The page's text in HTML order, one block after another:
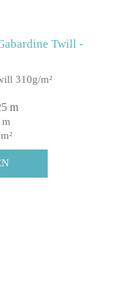
Twill -
310g/m²
m